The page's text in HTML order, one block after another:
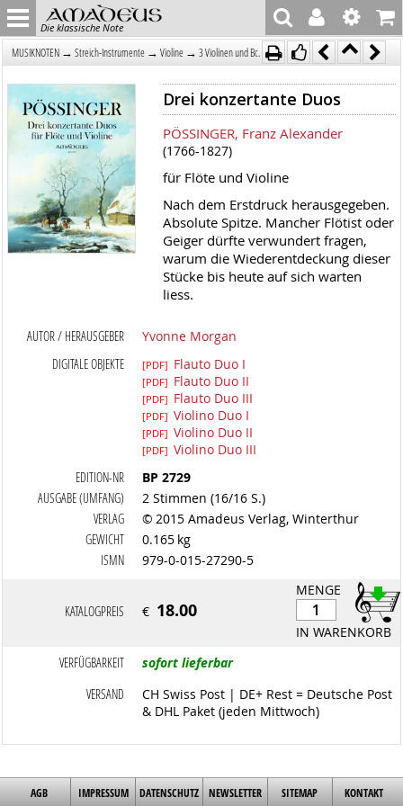
Die klassische Note
MUSIKNOTEN → Streich-Instrumente → Violine → 3 Violinen und Bc.
Drei konzertante Duos
PÖSSINGER, Franz Alexander
(1766-1827)
für Flöte und Violine
Nach dem Erstdruck herausgegeben.
Absolute Spitze. Mancher Flötist oder
Geiger dürfte verwundert fragen,
warum die Wiederentdeckung dieser
Stücke bis heute auf sich warten
liess.
AUTOR / HERAUSGEBER
Yvonne Morgan
DIGITALE OBJEKTE
[PDF] Flauto Duo I
[PDF] Flauto Duo II
[PDF] Flauto Duo III
[PDF] Violino Duo I
[PDF] Violino Duo II
[PDF] Violino Duo III
EDITION-NR
BP 2729
AUSGABE (UMFANG)
2 Stimmen (16/16 S.)
VERLAG
© 2015 Amadeus Verlag, Winterthur
GEWICHT
0.165 kg
ISMN
979-0-015-27290-5
MENGE
IN WARENKORB
KATALOGPREIS € 18.00
VERFÜGBARKEIT
sofort lieferbar
VERSAND
CH Swiss Post | DE+ Rest = Deutsche Post
& DHL Paket (jeden Mittwoch)
AGB IMPRESSUM DATENSCHUTZ NEWSLETTER SITEMAP KONTAKT